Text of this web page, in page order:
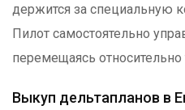
держится за специальную
Пилот самостоятельно
перемещаясь относительно
Выкуп дельтапланов в